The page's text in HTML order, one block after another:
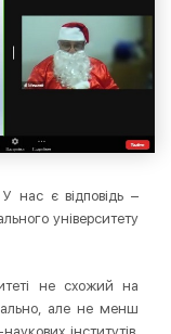
нас є відповідь –
університету
не схожий на
але не менш